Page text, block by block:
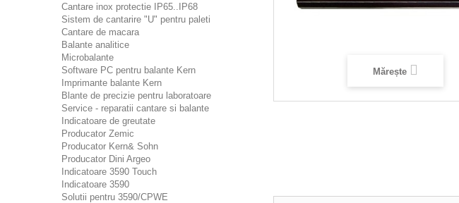
Cantare inox protectie IP65..IP68
Sistem de cantarire "U" pentru paleti
Cantare de macara
Balante analitice
Microbalante
Software PC pentru balante Kern
Imprimante balante Kern
Blante de precizie pentru laboratoare
Service - reparatii cantare si balante
Indicatoare de greutate
Producator Zemic
Producator Kern& Sohn
Producator Dini Argeo
Indicatoare 3590 Touch
Indicatoare 3590
Solutii pentru 3590/CPWE
Mărește